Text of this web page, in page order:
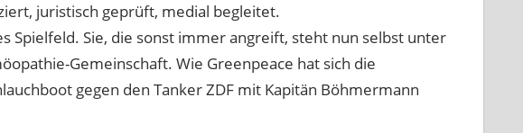
juristisch geprüft, medial begleitet.
Spielfeld. Sie, die sonst immer angreift, steht nun selbst unter
Gemeinschaft. Wie Greenpeace hat sich die
gegen den Tanker ZDF mit Kapitän Böhmermann